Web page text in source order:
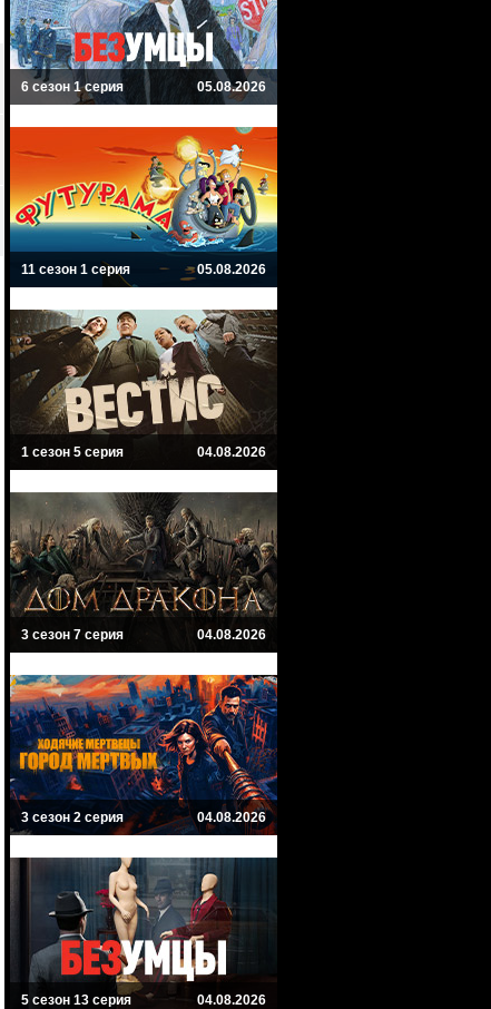
6 сезон 1 серия 05.08.2026
11 сезон 1 серия 05.08.2026
1 сезон 5 серия 04.08.2026
3 сезон 7 серия 04.08.2026
3 сезон 2 серия 04.08.2026
5 сезон 13 серия 04.08.2026